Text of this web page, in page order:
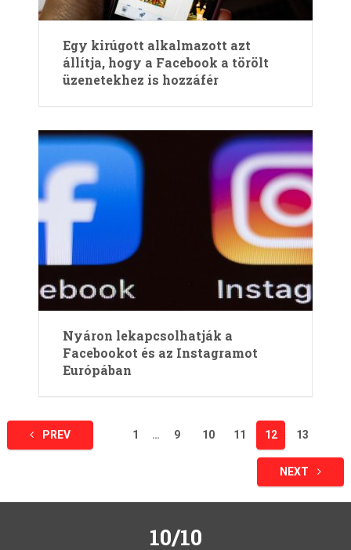
Egy kirúgott alkalmazott azt
állítja, hogy a Facebook a törölt
üzenetekhez is hozzáfér
Nyáron lekapcsolhatják a
Facebookot és az Instagramot
Európában
Bejegyzések
lapozása
PREV 1 … 9 10 11 12 13
NEXT
10/10